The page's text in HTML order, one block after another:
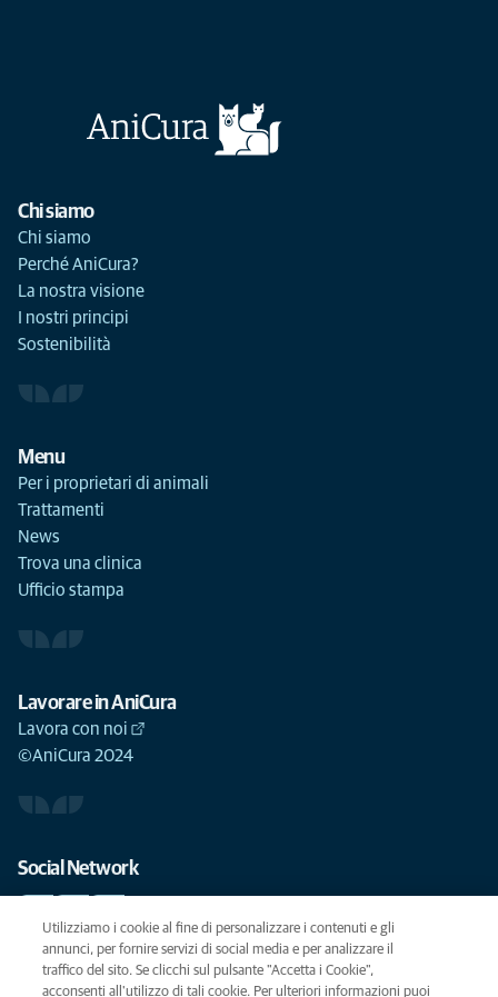
Chi siamo
Chi siamo
Perché AniCura?
La nostra visione
I nostri principi
Sostenibilità
Menu
Per i proprietari di animali
Trattamenti
News
Trova una clinica
Ufficio stampa
Lavorare in AniCura
Lavora con noi
©AniCura 2024
Social Network
Le migliori cure per il vostro animale domestico
Utilizziamo i cookie al fine di personalizzare i contenuti e gli
annunci, per fornire servizi di social media e per analizzare il
traffico del sito. Se clicchi sul pulsante "Accetta i Cookie",
acconsenti all'utilizzo di tali cookie. Per ulteriori informazioni puoi